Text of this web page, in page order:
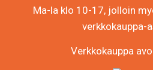
Ma-la klo 10-17, jolloin
verkkokauppa-
Verkkokauppa